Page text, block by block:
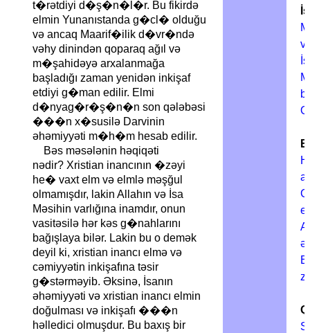
t�rətdiyi d�ş�n�l�r. Bu fikirdə
elmin Yunanıstanda g�cl� olduğu
və ancaq Maarif�ilik d�vr�ndə
vəhy dinindən qoparaq ağıl və
m�şahidəyə arxalanmağa
başladığı zaman yenidən inkişaf
etdiyi g�man edilir. Elmi
d�nyag�r�ş�n�n son qələbəsi
���n x�susilə Darvinin
əhəmiyyəti m�h�m hesab edilir.
Bəs məsələnin həqiqəti
nədir? Xristian inancının �zəyi
he� vaxt elm və elmlə məşğul
olmamışdır, lakin Allahın və İsa
Məsihin varlığına inamdır, onun
vasitəsilə hər kəs g�nahlarını
bağışlaya bilər. Lakin bu o demək
deyil ki, xristian inancı elmə və
cəmiyyətin inkişafına təsir
g�stərməyib. Əksinə, İsanın
əhəmiyyəti və xristian inancı elmin
doğulması və inkişafı ���n
həlledici olmuşdur. Bu baxış bir